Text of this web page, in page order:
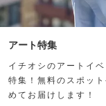
アート特集
イチオシのアートイ
特集！無料のスポッ
めてお届けします！